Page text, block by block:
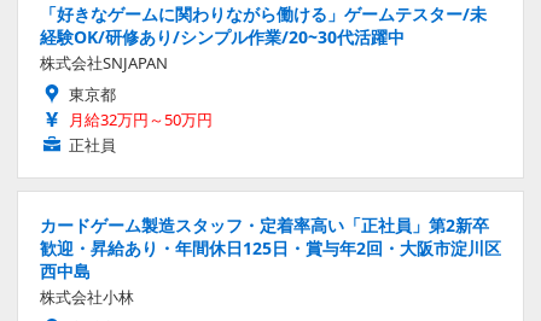
「好きなゲームに関わりながら働ける」ゲームテスター/未
経験OK/研修あり/シンプル作業/20~30代活躍中
株式会社SNJAPAN
東京都
月給32万円～50万円
正社員
カードゲーム製造スタッフ・定着率高い「正社員」第2新卒
歓迎・昇給あり・年間休日125日・賞与年2回・大阪市淀川区
西中島
株式会社小林